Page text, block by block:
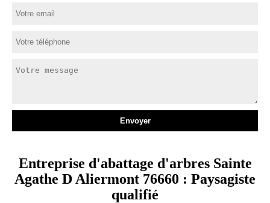
Entreprise d'abattage d'arbres Sainte
Agathe D Aliermont 76660 : Paysagiste
qualifié